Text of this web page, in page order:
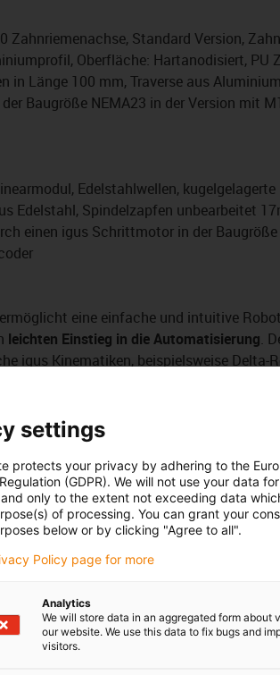
Zahnriemenachse, Standard Version,
Oberfläche: Hartanodisiert, PU
in Länge 100 mm, Traverse aus
Baugröße NEMA23 in der Version mit
Edelstahlwellen, kugelgelagerte
Edelstahl, Spindelzapfen unbearbeitet
einen igus Schrittmotor in der Baugröße
ermöglicht eine einfache und intuitive
leichten Einstieg in die Automatisierung.
igus Kinematiken, beispielsweise Delta-
durch unsere igus® Robot Control
Robot Control Software ist in die
Bedienkonzept und durchgängige
eines Systems zurück. Das
Inbetriebnahme.
des Artikels und kann optional
nicht notwendig.
verwenden wollen ist das auch
jede Achse einzeln mit einer
D1 Motorsteuerung. Bei dieser
Motor eine Motorsteuerung und eine
der Bewegung steuert. Die inverse
settings
protects your privacy by adhering to the
(GDPR). We will not use your data
only to the extent not exceeding data
of processing. You can grant your
below or by clicking "Agree to all".
Policy page for more
Analytics
We will store data in an aggregated form about
our website. We use this data to fix bugs and
visitors.